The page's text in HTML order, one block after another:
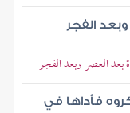
الفجر
العصر وبعد الفجر
فأداها في